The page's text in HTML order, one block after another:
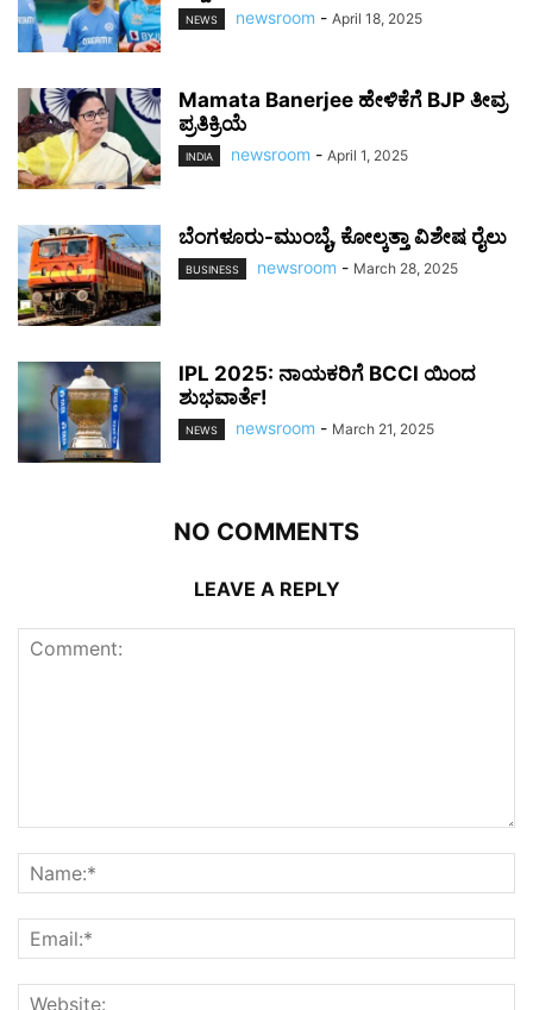
NEWS newsroom - April 18, 2025
Mamata Banerjee ಹೇಳಿಕೆಗೆ BJP ತೀವ್ರ
ಪ್ರತಿಕ್ರಿಯೆ
INDIA newsroom - April 1, 2025
ಬೆಂಗಳೂರು-ಮುಂಬೈ, ಕೋಲ್ಕತ್ತಾ ವಿಶೇಷ ರೈಲು
BUSINESS newsroom - March 28, 2025
IPL 2025: ನಾಯಕರಿಗೆ BCCI ಯಿಂದ
ಶುಭವಾರ್ತೆ!
NEWS newsroom - March 21, 2025
NO COMMENTS
LEAVE A REPLY